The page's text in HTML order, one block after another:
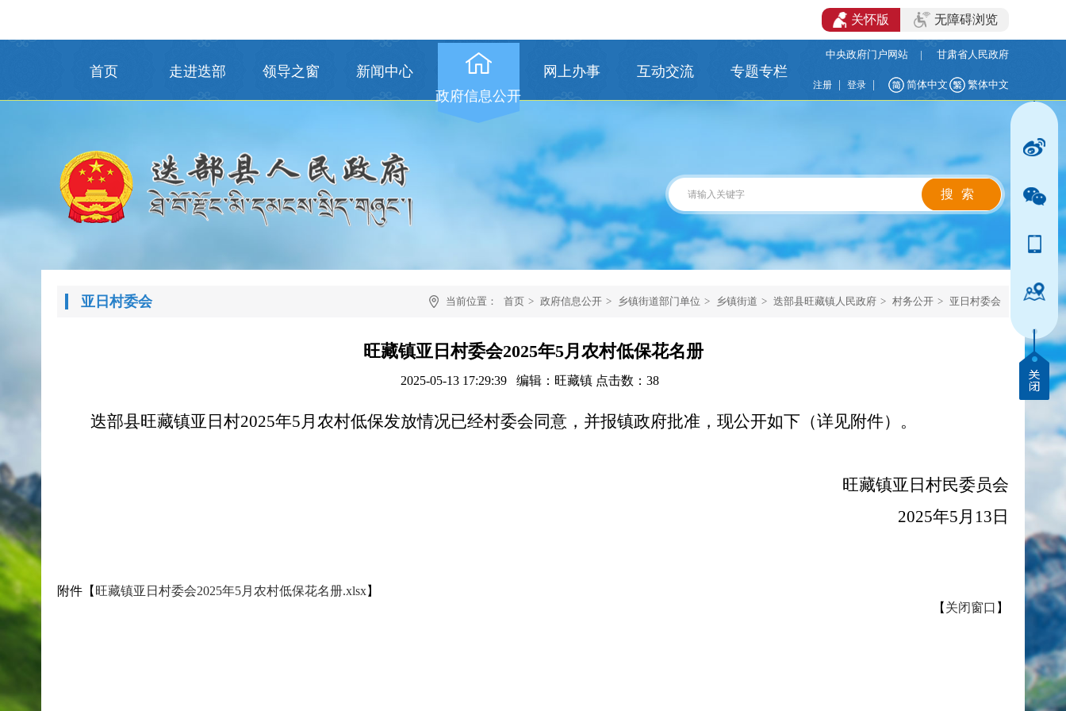
关怀版 无障碍浏览
首页 走进迭部 领导之窗
新闻中心
政府信息公开
网上办事 互动交流 专题专栏
中央政府门户网站 | 甘肃省人民政府
注册 登录 简体中文 繁体中文
当前位置： 首页 > 政府信息公开 > 乡镇街道部门单位 > 乡镇街道 > 迭部县旺藏镇人民政府 > 村务公开 > 亚日村委会
亚日村委会
旺藏镇亚日村委会2025年5月农村低保花名册
2025-05-13 17:29:39 编辑：旺藏镇 点击数： 38
迭部县旺藏镇亚日村2025年5月农村低保发放情况已经村委会同意，并报镇政府批准，现公开如下（详见附件）。
旺藏镇亚日村民委员会
2025年5月13日
附件【 旺藏镇亚日村委会2025年5月农村低保花名册.xlsx】
【 关闭窗口 】